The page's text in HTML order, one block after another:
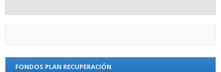
FONDOS PLAN RECUPERACIÓN